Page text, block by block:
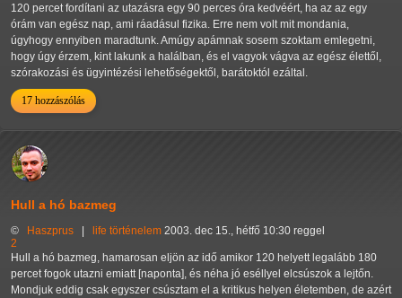
120 percet fordítani az utazásra egy 90 perces óra kedvéért, ha az az egy
órám van egész nap, ami ráadásul fizika. Erre nem volt mit mondania,
úgyhogy ennyiben maradtunk. Amúgy apámnak sosem szoktam emlegetni,
hogy úgy érzem, kint lakunk a halálban, és el vagyok vágva az egész élettől,
szórakozási és ügyintézési lehetőségektől, barátoktól ezáltal.
17 hozzászólás
Hull a hó bazmeg
© Haszprus life történelem 2003. dec 15., hétfő 10:30 reggel
2
Hull a hó bazmeg, hamarosan eljön az idő amikor 120 helyett legalább 180
percet fogok utazni emiatt [naponta], és néha jó eséllyel elcsúszok a lejtőn.
Mondjuk eddig csak egyszer csúsztam el a kritikus helyen életemben, de azért